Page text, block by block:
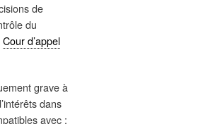
de
du
Cour d’appel
grave à
dans
avec :